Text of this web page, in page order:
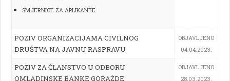
SMJERNICE ZA APLIKANTE
POZIV ORGANIZACIJAMA CIVILNOG
DRUŠTVA NA JAVNU RASPRAVU
OBJAVLJENO
04.04.2023.
POZIV ZA ČLANSTVO U ODBORU
OMLADINSKE BANKE GORAŽDE
OBJAVLJENO
28.03.2023.